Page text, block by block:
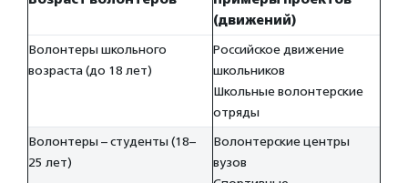
(движений)
Волонтеры школьного
возраста (до 18 лет)
Российское движение
школьников
Школьные волонтерские
отряды
Волонтеры – студенты (18–
25 лет)
Волонтерские центры
вузов